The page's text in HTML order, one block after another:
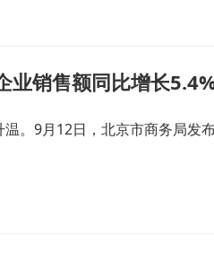
业销售额同比增长
。9月12日，北京市商务局